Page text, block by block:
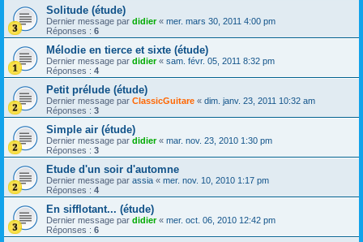
Solitude (étude)
Dernier message par didier« mer. mars 30, 2011 4:00 pm
Réponses : 6
Mélodie en tierce et sixte (étude)
Dernier message par didier« sam. févr. 05, 2011 8:32 pm
Réponses : 4
Petit prélude (étude)
Dernier message par ClassicGuitare « dim. janv. 23, 2011 10:32 am
Réponses : 3
Simple air (étude)
Dernier message par didier« mar. nov. 23, 2010 1:30 pm
Réponses : 3
Etude d'un soir d'automne
Dernier message par assia « mer. nov. 10, 2010 1:17 pm
Réponses : 4
En sifflotant... (étude)
Dernier message par didier« mer. oct. 06, 2010 12:42 pm
Réponses : 6